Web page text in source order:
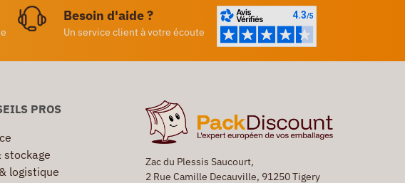
Besoin d'aide ?
Un service client à votre écoute
Zac du Plessis Saucourt,
2 Rue Camille Decauville, 91250 Tigery
PROS
stockage
logistique